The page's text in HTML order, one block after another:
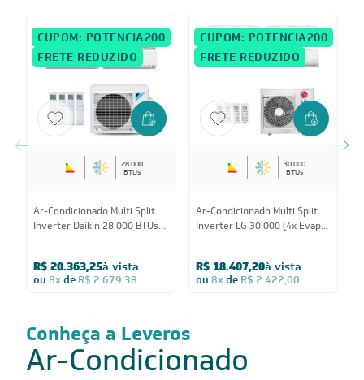
CUPOM: POTENCIA200
FRETE REDUZIDO
28.000
BTUs
Ar-Condicionado Multi Split
Inverter Daikin 28.000 BTUs
220V
R$ 20.363,25à vista
ou 8xde R$ 2.679,38
CUPOM: POTENCIA200
FRETE REDUZIDO
30.000
BTUs
Ar-Condicionado Multi Split
Inverter LG 30.000 (4x Evap
R$ 18.407,20à vista
ou 8xde R$ 2.422,00
Conheça a Leveros
Ar-Condicionado